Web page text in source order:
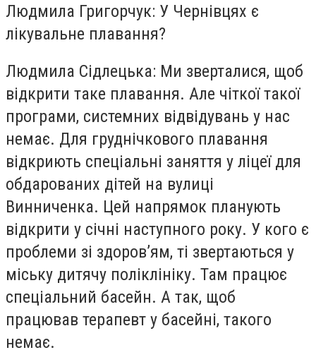
Людмила Григорчук: У Чернівцях є
лікувальне плавання?
Людмила Сідлецька: Ми зверталися, щоб
відкрити таке плавання. Але чіткої такої
програми, системних відвідувань у нас
немає. Для груднічкового плавання
відкриють спеціальні заняття у ліцеї для
обдарованих дітей на вулиці
Винниченка. Цей напрямок планують
відкрити у січні наступного року. У кого є
проблеми зі здоров’ям, ті звертаються у
міську дитячу поліклініку. Там працює
спеціальний басейн. А так, щоб
працював терапевт у басейні, такого
немає.